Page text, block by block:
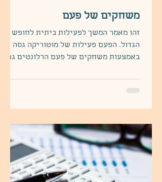
משחקים של פעם
זהו מאמר המשך לפעילות ביתית לחופש
הגדול. הפעם פעילות של מוטוריקה גסה
באמצעות משחקים של פעם הרלונטים גם